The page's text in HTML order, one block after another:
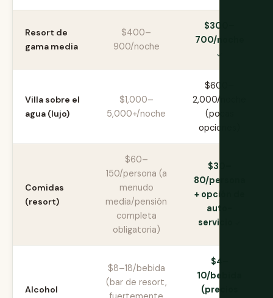
Resort de
gama media
$400–
900/noche
$300–
700/noche
Villa sobre el
agua (lujo)
$1,000–
5,000+/noche
$600–
2,000/noche
(pocas
opciones)
Comidas
(resort)
$60–
150/persona (a
menudo
media/pensión
completa
obligatoria)
$30–
80/persona
+ opción de
auto-
servicio
Alcohol
$8–18/bebida
(bar de resort,
$4–
10/bebida
(precios